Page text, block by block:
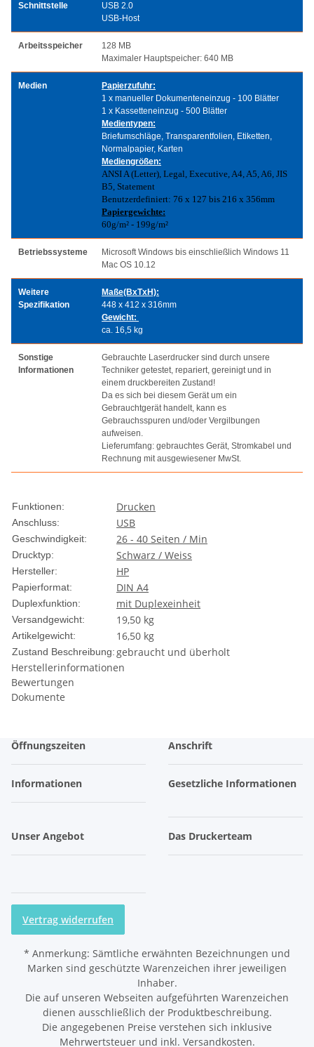
Schnittstelle
USB 2.0
USB-Host
Arbeitsspeicher
128 MB
Maximaler Hauptspeicher: 640 MB
Medien
Papierzufuhr:
1 x manueller Dokumenteneinzug - 100 Blätter
1 x Kassetteneinzug - 500 Blätter
Medientypen:
Briefumschläge, Transparentfolien, Etiketten,
Normalpapier, Karten
Mediengrößen:
ANSI A (Letter), Legal, Executive, A4, A5, A6, JIS
B5, Statement
Benutzerdefiniert: 76 x 127 bis 216 x 356mm
Papiergewichte:
60g/m² - 199g/m²
Betriebssysteme
Microsoft Windows bis einschließlich Windows 11
Mac OS 10.12
Weitere
Spezifikation
Maße(BxTxH):
448 x 412 x 316mm
Gewicht:
ca. 16,5 kg
Sonstige
Informationen
Gebrauchte Laserdrucker sind durch unsere
Techniker getestet, repariert, gereinigt und in
einem druckbereiten Zustand!
Da es sich bei diesem Gerät um ein
Gebrauchtgerät handelt, kann es
Gebrauchsspuren und/oder Vergilbungen
aufweisen.
Lieferumfang: gebrauchtes Gerät, Stromkabel und
Rechnung mit ausgewiesener MwSt.
Funktionen: Drucken
Anschluss: USB
Geschwindigkeit: 26 - 40 Seiten / Min
Drucktyp: Schwarz / Weiss
Hersteller: HP
Papierformat: DIN A4
Duplexfunktion: mit Duplexeinheit
Versandgewicht: 19,50 kg
Artikelgewicht: 16,50 kg
Zustand Beschreibung:gebraucht und überholt
Herstellerinformationen
Bewertungen
Dokumente
Öffnungszeiten Anschrift
Informationen Gesetzliche Informationen
Unser Angebot Das Druckerteam
Vertrag widerrufen
* Anmerkung: Sämtliche erwähnten Bezeichnungen und
Marken sind geschützte Warenzeichen ihrer jeweiligen
Inhaber.
Die auf unseren Webseiten aufgeführten Warenzeichen
dienen ausschließlich der Produktbeschreibung.
Die angegebenen Preise verstehen sich inklusive
Mehrwertsteuer und inkl. Versandkosten.